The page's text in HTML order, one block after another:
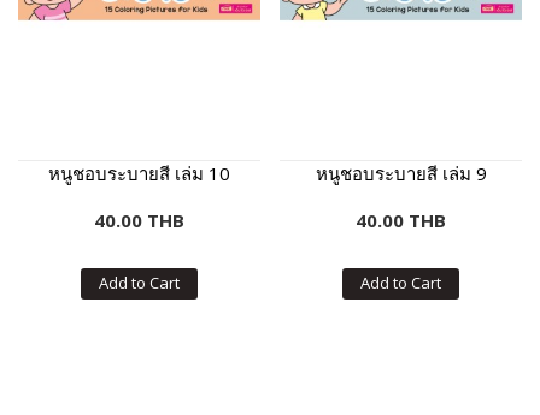
หนูชอบระบายสี เล่ม 10
40.00 THB
Add to Cart
หนูชอบระบายสี เล่ม 9
40.00 THB
Add to Cart